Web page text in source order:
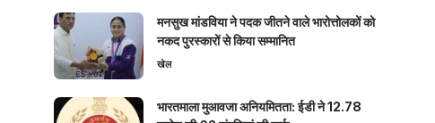
मनसुख मांडविया ने पदक जीतने वाले भारोत्तोलकों को
नकद पुरस्कारों से किया सम्मानित
खेल
भारतमाला मुआवजा अनियमितता: ईडी ने 12.78